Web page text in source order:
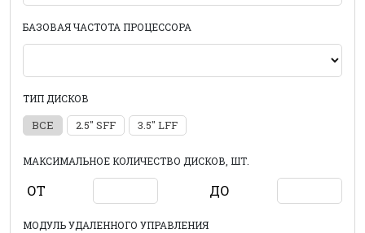
БАЗОВАЯ ЧАСТОТА ПРОЦЕССОРА
ТИП ДИСКОВ
ВСЕ 2.5" SFF 3.5" LFF
МАКСИМАЛЬНОЕ КОЛИЧЕСТВО ДИСКОВ, ШТ.
ОТ ДО
МОДУЛЬ УДАЛЕННОГО УПРАВЛЕНИЯ